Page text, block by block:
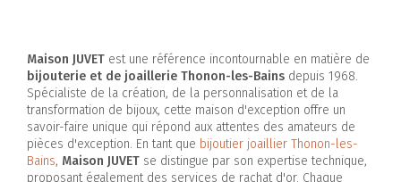
Maison JUVET est une référence incontournable en matière de
bijouterie et de joaillerie Thonon-les-Bains depuis 1968.
Spécialiste de la création, de la personnalisation et de la
transformation de bijoux, cette maison d'exception offre un
savoir-faire unique qui répond aux attentes des amateurs de
pièces d'exception. En tant que bijoutier joaillier Thonon-les-
Bains, Maison JUVET se distingue par son expertise technique,
proposant également des services de rachat d'or. Chaque